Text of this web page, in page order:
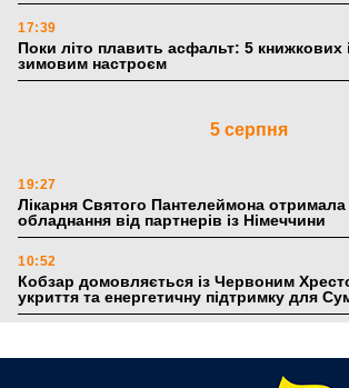
17:39
Поки літо плавить асфальт: 5 книжкових
зимовим настроєм
5 серпня
19:27
Лікарня Святого Пантелеймона
обладнання від партнерів із Німеччини
10:52
Кобзар домовляється із Червоним
укриття та енергетичну підтримку для
Понад 8 мільйонів книжок згоріли. Як
та іншим видавництвам відновитися